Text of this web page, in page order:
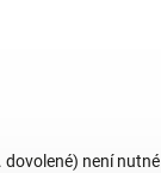
není nutné